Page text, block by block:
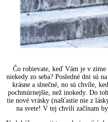
Čo robievate, keď Vám je v zime
niekedy zo seba? Posledné dni sú
krásne a slnečné, no sú chvíle,
pochmúrnejšie, než inokedy. Do
tie nové vrásky (našťastie nie z
na svete! V tej chvíli začínam